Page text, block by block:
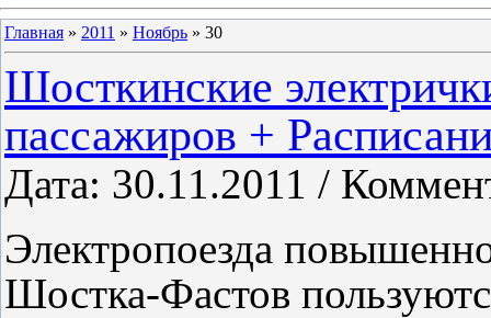
Главная » 2011 » Ноябрь » 30
Шосткинские
пассажиров +
Дата: 30.11.2011 /
Электропоезда
Шостка-Фастов